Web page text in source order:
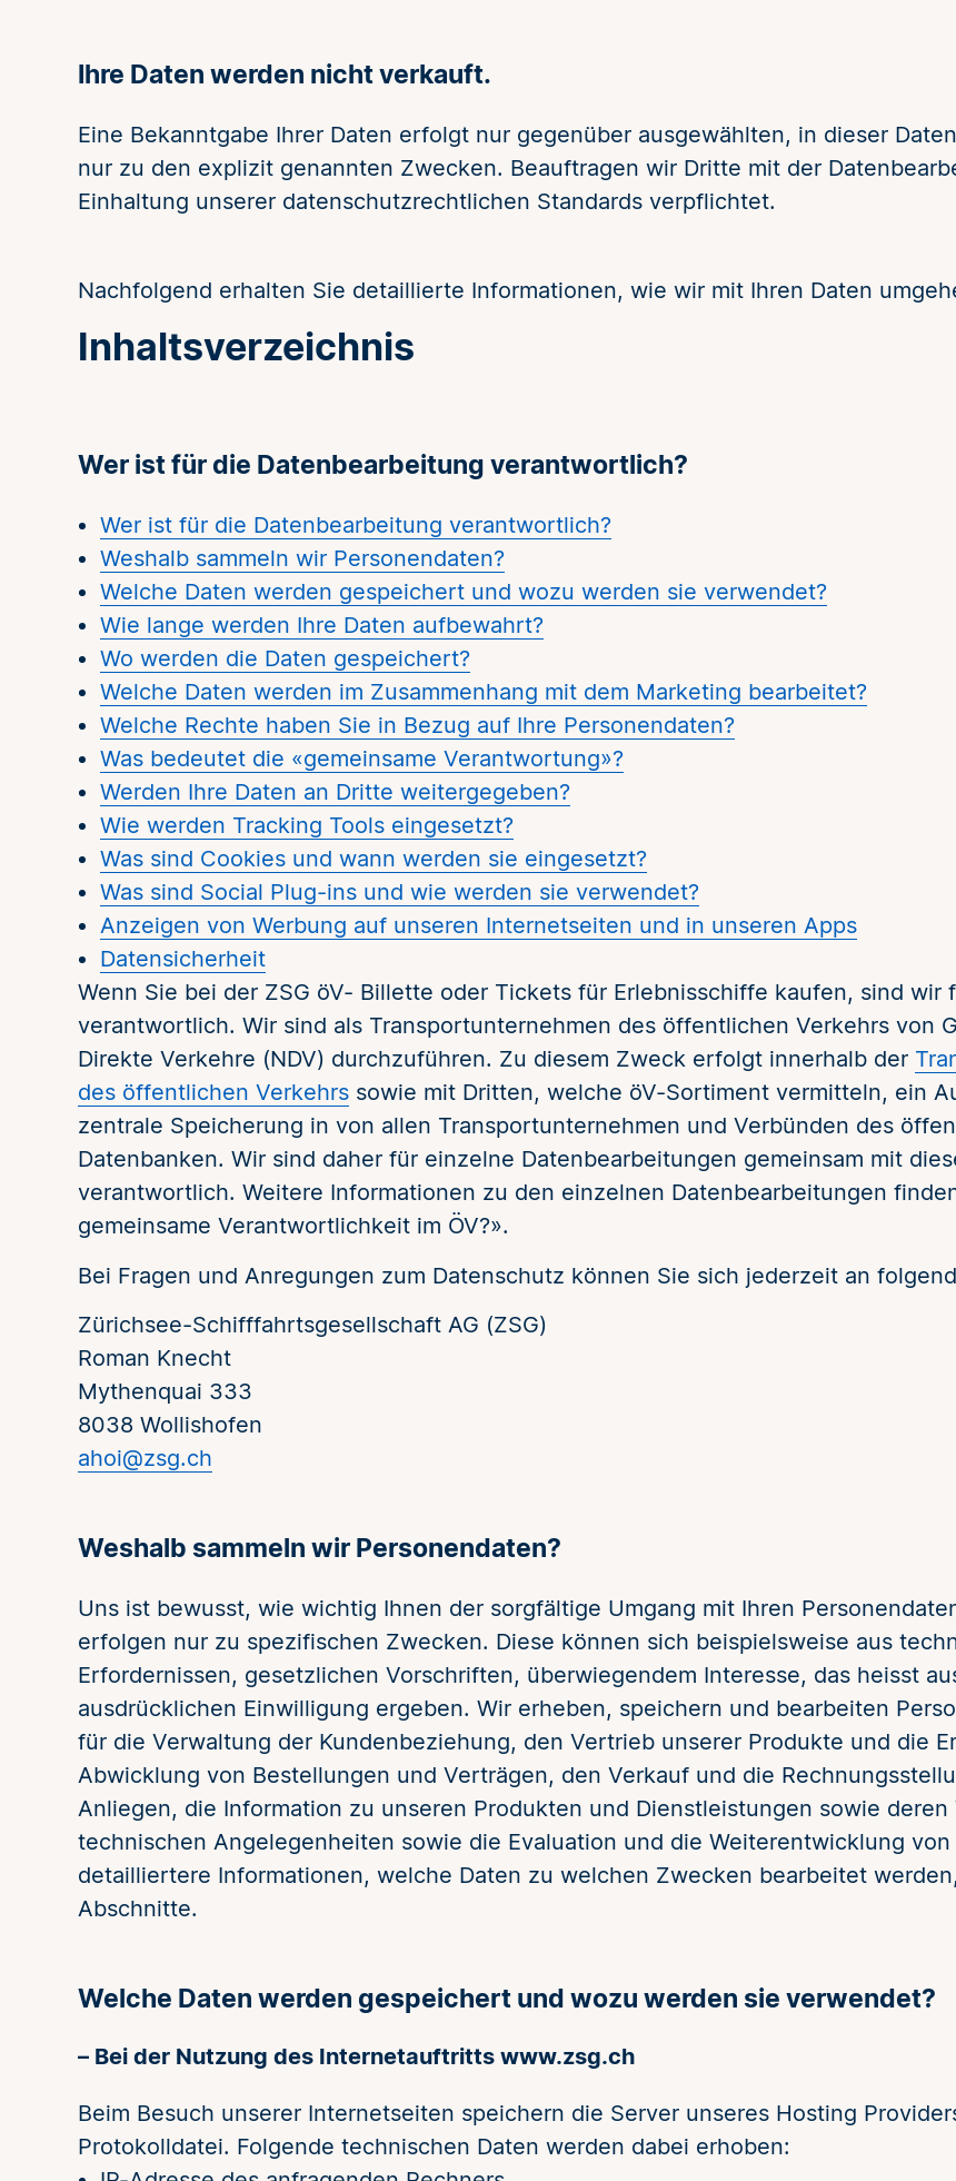
Ihre Daten werden nicht verkauft.
Eine Bekanntgabe Ihrer Daten erfolgt nur gegenüber ausgewählten, in dieser
nur zu den explizit genannten Zwecken. Beauftragen wir Dritte mit der
Einhaltung unserer datenschutzrechtlichen Standards verpflichtet.
Nachfolgend erhalten Sie detaillierte Informationen, wie wir mit Ihren Daten
Inhaltsverzeichnis
Wer ist für die Datenbearbeitung verantwortlich?
Wer ist für die Datenbearbeitung verantwortlich?
Weshalb sammeln wir Personendaten?
Welche Daten werden gespeichert und wozu werden sie verwendet?
Wie lange werden Ihre Daten aufbewahrt?
Wo werden die Daten gespeichert?
Welche Daten werden im Zusammenhang mit dem Marketing bearbeitet?
Welche Rechte haben Sie in Bezug auf Ihre Personendaten?
Was bedeutet die «gemeinsame Verantwortung»?
Werden Ihre Daten an Dritte weitergegeben?
Wie werden Tracking Tools eingesetzt?
Was sind Cookies und wann werden sie eingesetzt?
Was sind Social Plug-ins und wie werden sie verwendet?
Anzeigen von Werbung auf unseren Internetseiten und in unseren Apps
Datensicherheit
Wenn Sie bei der ZSG öV- Billette oder Tickets für Erlebnisschiffe kaufen, sind wir
verantwortlich. Wir sind als Transportunternehmen des öffentlichen Verkehrs von
Direkte Verkehre (NDV) durchzuführen. Zu diesem Zweck erfolgt innerhalb der
des öffentlichen Verkehrs sowie mit Dritten, welche öV-Sortiment vermitteln, ein
zentrale Speicherung in von allen Transportunternehmen und Verbünden des
Datenbanken. Wir sind daher für einzelne Datenbearbeitungen gemeinsam mit
verantwortlich. Weitere Informationen zu den einzelnen Datenbearbeitungen
gemeinsame Verantwortlichkeit im ÖV?».
Bei Fragen und Anregungen zum Datenschutz können Sie sich jederzeit an
Zürichsee-Schifffahrtsgesellschaft AG (ZSG)
Roman Knecht
Mythenquai 333
8038 Wollishofen
ahoi@zsg.ch
Weshalb sammeln wir Personendaten?
Uns ist bewusst, wie wichtig Ihnen der sorgfältige Umgang mit Ihren
erfolgen nur zu spezifischen Zwecken. Diese können sich beispielsweise aus
Erfordernissen, gesetzlichen Vorschriften, überwiegendem Interesse, das heisst
ausdrücklichen Einwilligung ergeben. Wir erheben, speichern und bearbeiten
für die Verwaltung der Kundenbeziehung, den Vertrieb unserer Produkte und die
Abwicklung von Bestellungen und Verträgen, den Verkauf und die
Anliegen, die Information zu unseren Produkten und Dienstleistungen sowie
technischen Angelegenheiten sowie die Evaluation und die Weiterentwicklung
detailliertere Informationen, welche Daten zu welchen Zwecken bearbeitet
Abschnitte.
Welche Daten werden gespeichert und wozu werden sie verwendet?
– Bei der Nutzung des Internetauftritts www.zsg.ch
Beim Besuch unserer Internetseiten speichern die Server unseres Hosting
Protokolldatei. Folgende technischen Daten werden dabei erhoben: